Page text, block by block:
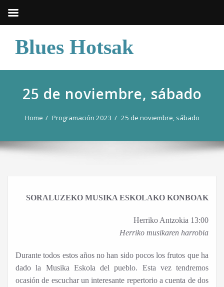
contentBlues Hotsak
25 de noviembre, sábado
Home Programación 2023 25 de noviembre, sábado
SORALUZEKO MUSIKA ESKOLAKO KONBOAK
Herriko Antzokia 13:00
Herriko musikaren harrobia
Durante todos estos años no han sido pocos los frutos que ha
dado la Musika Eskola del pueblo. Esta vez tendremos
ocasión de escuchar un interesante repertorio a cuenta de dos